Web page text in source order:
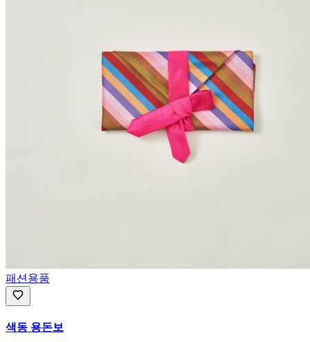
패션용품
색동 용돈보